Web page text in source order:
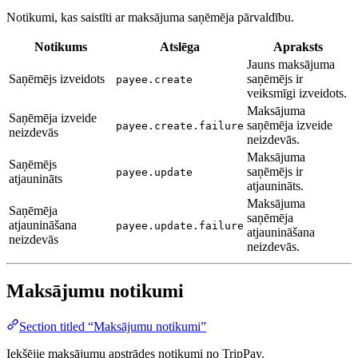
Notikumi, kas saistīti ar maksājuma saņēmēja pārvaldību.
Notikums Atslēga Apraksts
Saņēmējs izveidots payee.create
Jauns maksājuma
saņēmējs ir
veiksmīgi izveidots.
Saņēmēja izveide
neizdevās
payee.create.failure
Maksājuma
saņēmēja izveide
neizdevās.
Saņēmējs
atjaunināts
payee.update
Maksājuma
saņēmējs ir
atjaunināts.
Saņēmēja
atjaunināšana
neizdevās
payee.update.failure
Maksājuma
saņēmēja
atjaunināšana
neizdevās.
Maksājumu notikumi
Section titled “Maksājumu notikumi”
Iekšējie maksājumu apstrādes notikumi no TripPay.